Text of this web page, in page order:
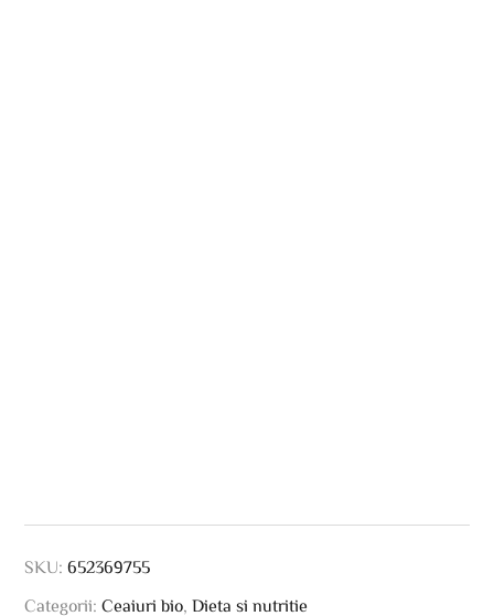
SKU:652369755
Categorii:Ceaiuri bio,Dieta si nutritie